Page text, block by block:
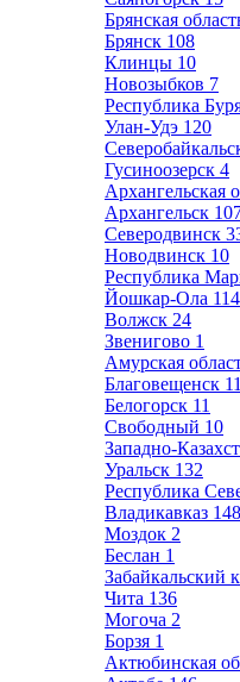
Брянская
Брянск 108
Клинцы 10
Новозыбков 7
Республика
Улан-Удэ 120
Гусиноозерск 4
Архангельская
Архангельск
Северодвинск
Новодвинск 10
Республика
Йошкар-Ола 114
Волжск 24
Звенигово 1
Амурская
Благовещенск
Белогорск 11
Свободный 10
Западно-
Уральск 132
Республика
Владикавказ 148
Моздок 2
Беслан 1
Забайкальский
Чита 136
Могоча 2
Борзя 1
Актюбинская